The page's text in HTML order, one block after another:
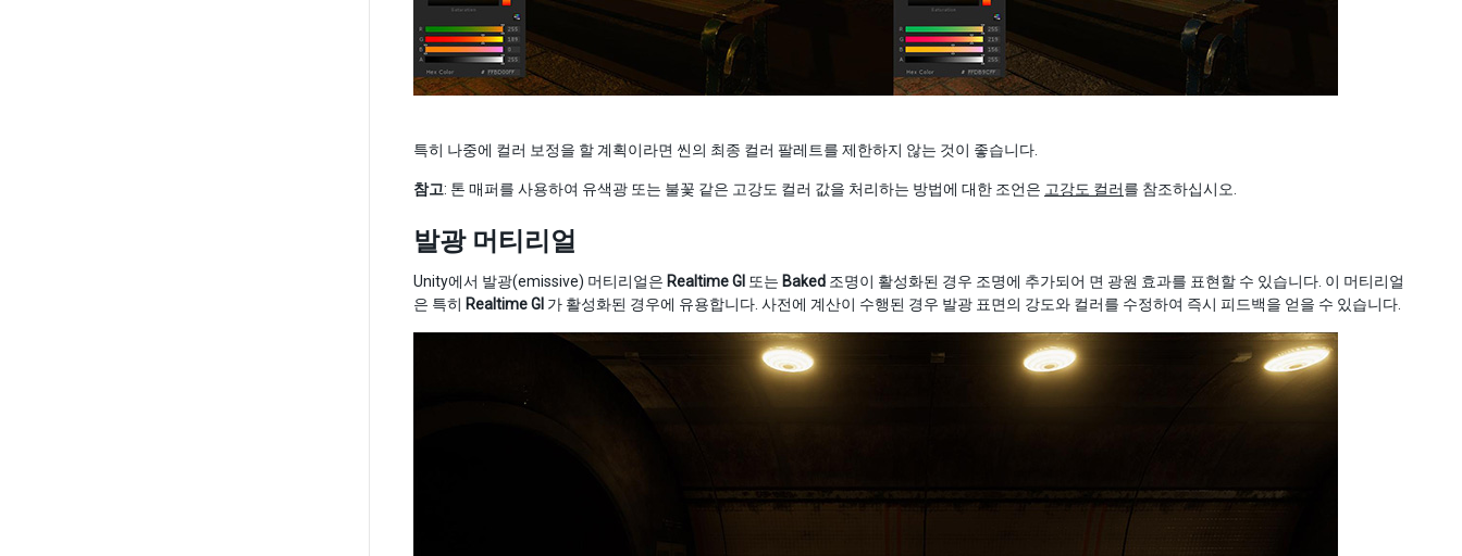
특히 나중에 컬러 보정을 할 계획이라면 씬의 최종 컬러 팔레트를 제한하지 않는 것이 좋습니다.
참고: 톤 매퍼를 사용하여 유색광 또는 불꽃 같은 고강도 컬러 값을 처리하는 방법에 대한 조언은 고강도 컬러를 참조하십시오.
발광 머티리얼
Unity에서 발광(emissive) 머티리얼은 Realtime GI 또는 Baked 조명이 활성화된 경우 조명에 추가되어 면 광원 효과를 표현할 수 있습니다. 이 머티리얼
은 특히 Realtime GI 가 활성화된 경우에 유용합니다. 사전에 계산이 수행된 경우 발광 표면의 강도와 컬러를 수정하여 즉시 피드백을 얻을 수 있습니다.